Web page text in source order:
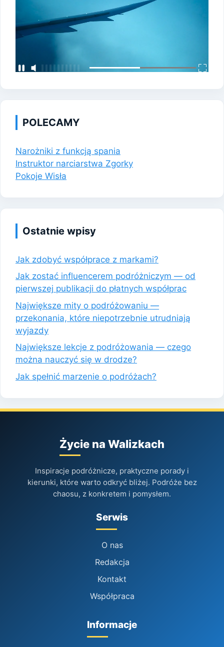
POLECAMY
Narożniki z funkcją spania
Instruktor narciarstwa Zgorky
Pokoje Wisła
Ostatnie wpisy
Jak zdobyć współprace z markami?
Jak zostać influencerem podróżniczym — od
pierwszej publikacji do płatnych współprac
Największe mity o podróżowaniu —
przekonania, które niepotrzebnie utrudniają
wyjazdy
Największe lekcje z podróżowania — czego
można nauczyć się w drodze?
Jak spełnić marzenie o podróżach?
Życie na Walizkach
Inspiracje podróżnicze, praktyczne porady i
kierunki, które warto odkryć bliżej. Podróże bez
chaosu, z konkretem i pomysłem.
Serwis
O nas
Redakcja
Kontakt
Współpraca
Informacje